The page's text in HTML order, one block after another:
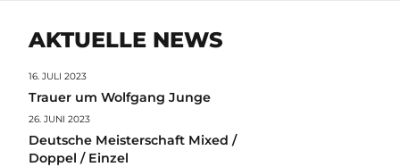
AKTUELLE NEWS
16. JULI 2023
Trauer um Wolfgang Junge
26. JUNI 2023
Deutsche Meisterschaft Mixed /
Doppel / Einzel